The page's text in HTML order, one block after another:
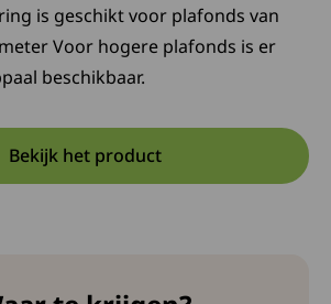
is geschikt voor plafonds van
Voor hogere plafonds is er
beschikbaar.
Bekijk het product
Opent in een nieuwe tab:
Deze link opent in een nieuw